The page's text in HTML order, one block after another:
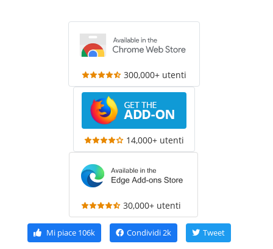
300,000+ utenti
14,000+ utenti
30,000+ utenti
Mi piace 106k Condividi2k Tweet